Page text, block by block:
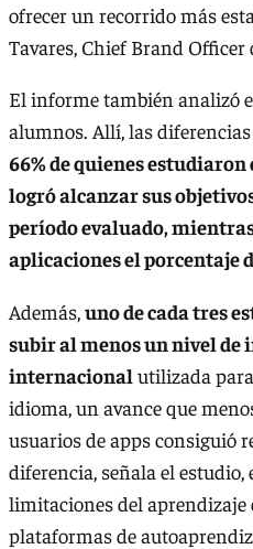
ofrecer un recorrido más
Tavares, Chief Brand Officer
El informe también analizó
alumnos. Allí, las
66% de quienes
logró alcanzar sus
período evaluado,
aplicaciones el porcentaje
Además,uno de cada tres
subir al menos un nivel de
internacional utilizada
idioma, un avance que
usuarios de apps consiguió
diferencia, señala el estudio,
limitaciones del aprendizaje
plataformas de